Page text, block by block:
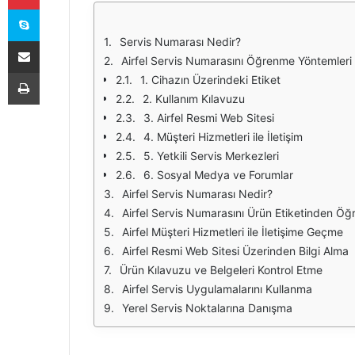
Servis Numarası Nedir?
Airfel Servis Numarasını Öğrenme Yöntemleri
1. Cihazın Üzerindeki Etiket
2. Kullanım Kılavuzu
3. Airfel Resmi Web Sitesi
4. Müşteri Hizmetleri ile İletişim
5. Yetkili Servis Merkezleri
6. Sosyal Medya ve Forumlar
Airfel Servis Numarası Nedir?
Airfel Servis Numarasını Ürün Etiketinden
Airfel Müşteri Hizmetleri ile İletişime Geçme
Airfel Resmi Web Sitesi Üzerinden Bilgi Alma
Ürün Kılavuzu ve Belgeleri Kontrol Etme
Airfel Servis Uygulamalarını Kullanma
Yerel Servis Noktalarına Danışma
Skype
E-Posta ile paylaş